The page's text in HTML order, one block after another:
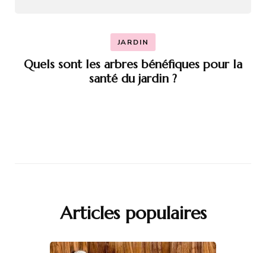
JARDIN
Quels sont les arbres bénéfiques pour la
santé du jardin ?
Articles populaires